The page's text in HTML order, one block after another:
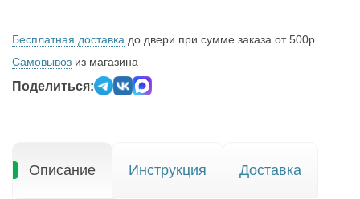
Бесплатная доставка до двери при сумме заказа от 500р.
Самовывоз из магазина
Поделиться:
Описание Инструкция Доставка